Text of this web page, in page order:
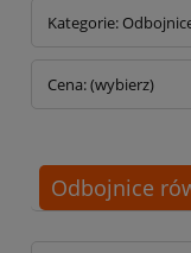
Kategorie:
Cena: (wybierz)
Odbojnice